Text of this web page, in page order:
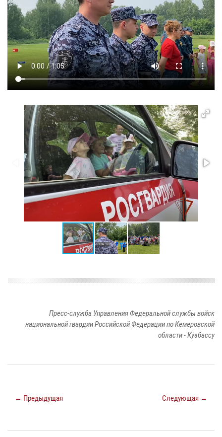
Пресс-служба Управления Федеральной службы войск
национальной гвардии Российской Федерации по Кемеровской
области - Кузбассу
← Предыдущая Следующая →